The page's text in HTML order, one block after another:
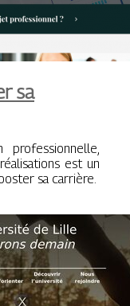
sa
est un
sa carrière.